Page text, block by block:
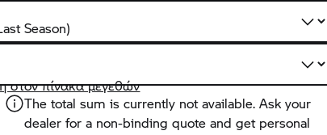
στον πίνακα μεγεθών
The total sum is currently not available. Ask your
dealer for a non-binding quote and get personal